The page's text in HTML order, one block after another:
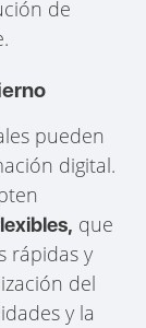
de
pueden
digital.
que
rápidas y
del
y la